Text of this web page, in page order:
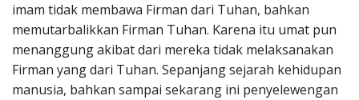
imam tidak membawa Firman dari Tuhan, bahkan
memutarbalikkan Firman Tuhan. Karena itu umat pun
menanggung akibat dari mereka tidak melaksanakan
Firman yang dari Tuhan. Sepanjang sejarah kehidupan
manusia, bahkan sampai sekarang ini penyelewengan